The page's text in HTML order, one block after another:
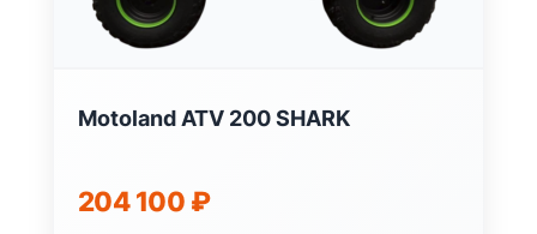
Motoland ATV 200 SHARK
204 100 ₽